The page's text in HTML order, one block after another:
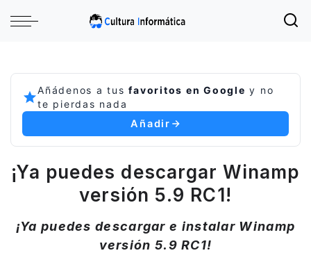
Añádenos a tusfavoritos en Google y no
te pierdas nada
Añadir
¡Ya puedes descargar Winamp
versión 5.9 RC1!
¡Ya puedes descargar e instalar Winamp
versión 5.9 RC1!